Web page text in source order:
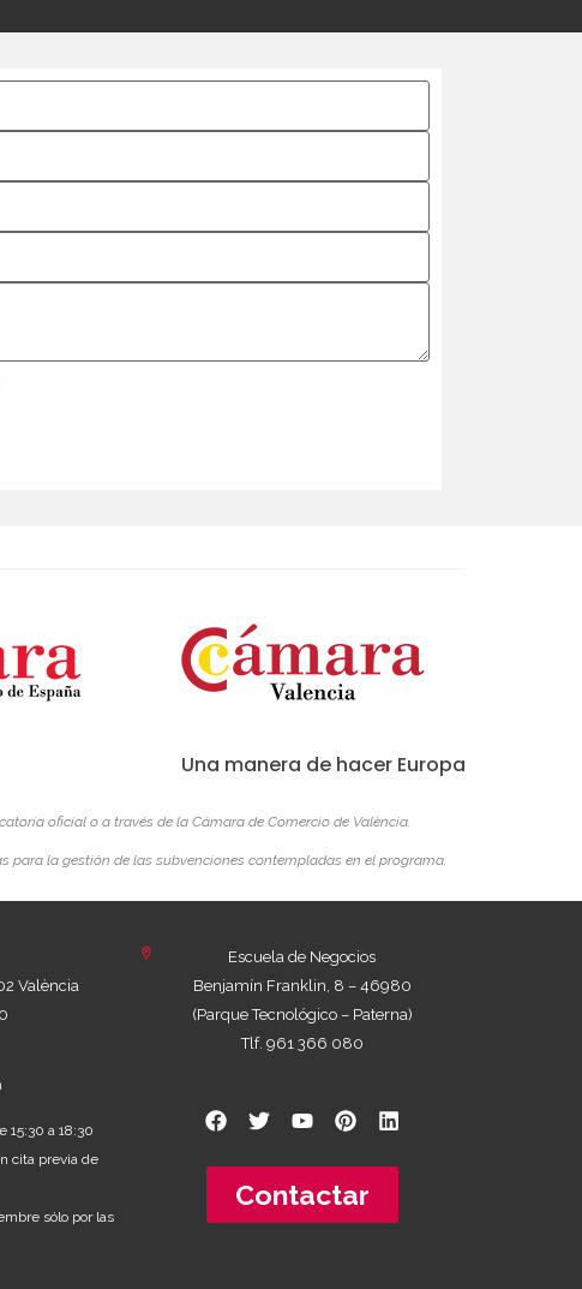
Una manera de hacer Europa
oficial o a través de la Cámara de Comercio de València.
para la gestión de las subvenciones contempladas en el programa.
València
15:30 a 18:30
cita previa de
sólo por las
Escuela de Negocios
Benjamín Franklin, 8 – 46980
(Parque Tecnológico – Paterna)
Tlf. 961 366 080
Contactar